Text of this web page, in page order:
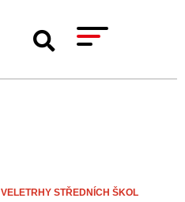
VELETRHY STŘEDNÍCH ŠKOL